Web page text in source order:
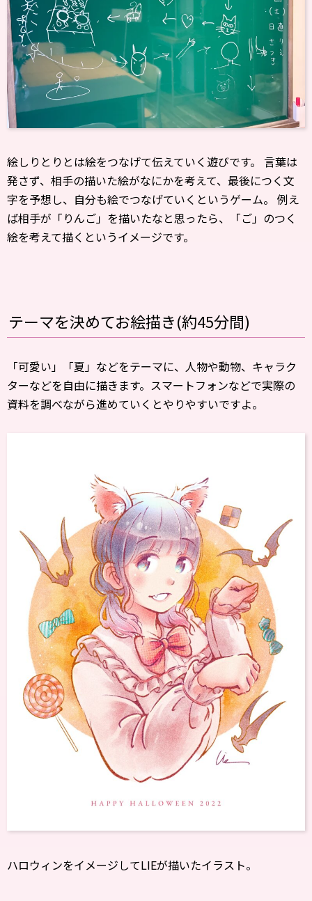
絵しりとりとは絵をつなげて伝えていく遊びです。 言葉は
発さず、相手の描いた絵がなにかを考えて、最後につく文
字を予想し、自分も絵でつなげていくというゲーム。 例え
ば相手が「りんご」を描いたなと思ったら、「ご」のつく
絵を考えて描くというイメージです。
テーマを決めてお絵描き(約45分間)
「可愛い」「夏」などをテーマに、人物や動物、キャラク
ターなどを自由に描きます。スマートフォンなどで実際の
資料を調べながら進めていくとやりやすいですよ。
ハロウィンをイメージしてLIEが描いたイラスト。